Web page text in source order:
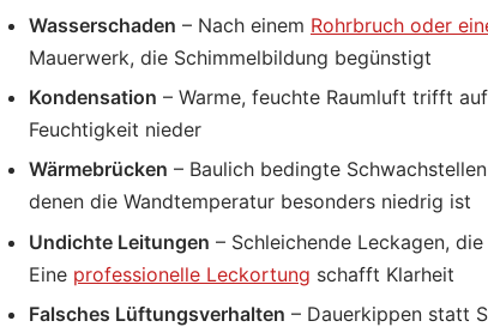
Wasserschaden – Nach einem Rohrbruch oder
Mauerwerk, die Schimmelbildung begünstigt
Kondensation – Warme, feuchte Raumluft trifft
Feuchtigkeit nieder
Wärmebrücken – Baulich bedingte
denen die Wandtemperatur besonders niedrig ist
Undichte Leitungen – Schleichende Leckagen,
Eine professionelle Leckortung schafft Klarheit
Falsches Lüftungsverhalten – Dauerkippen statt